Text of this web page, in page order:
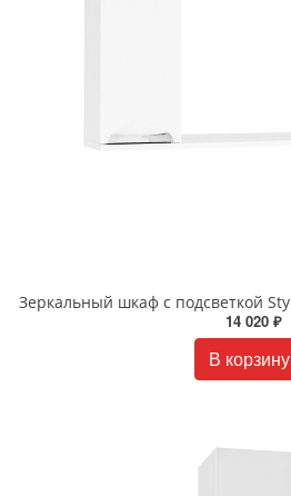
14 020 ₽
В корзину